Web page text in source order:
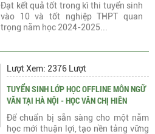
Đạt kết quả tốt trong kì thi tuyển sinh
vào 10 và tốt nghiệp THPT quan
trọng năm học 2024-2025...
Lượt Xem: 2376 Lượt
TUYỂN SINH LỚP HỌC OFFLINE MÔN NGỮ
VĂN TẠI HÀ NỘI - HỌC VĂN CHỊ HIÊN
Để chuẩn bị sẵn sàng cho một năm
học mới thuận lợi, tạo nền tảng vững